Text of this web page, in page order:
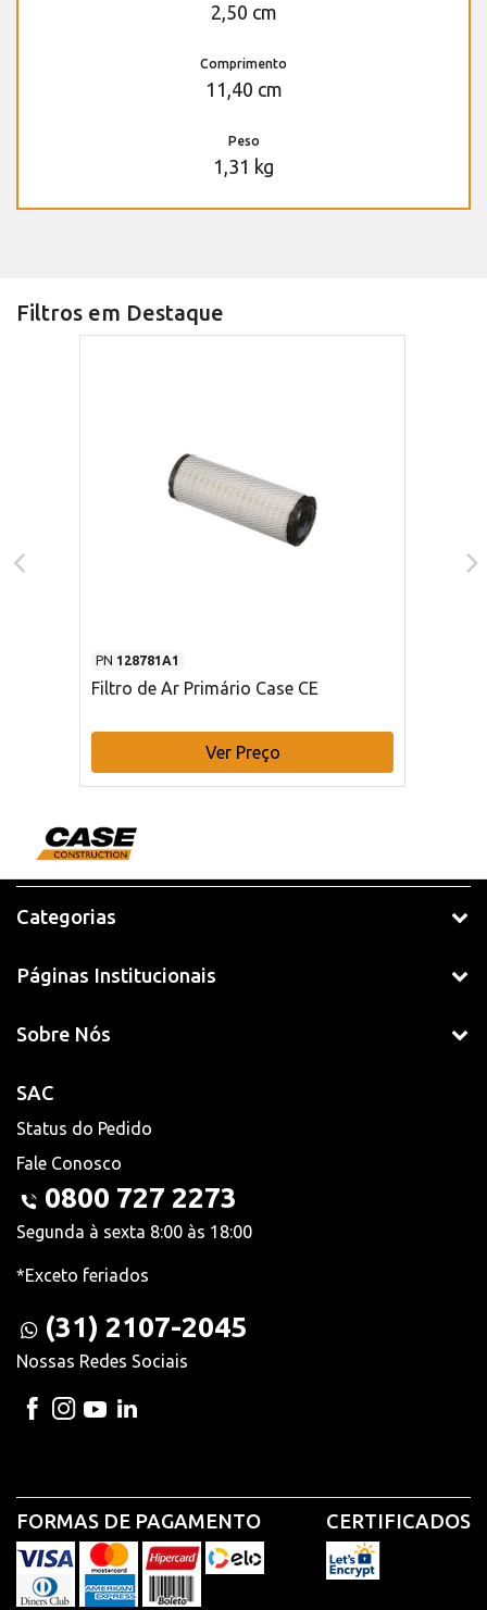
2,50 cm
Comprimento
11,40 cm
Peso
1,31 kg
Filtros em Destaque
PN 128781A1
Filtro de Ar Primário Case CE
Ver Preço
Categorias
Páginas Institucionais
Sobre Nós
SAC
Status do Pedido
Fale Conosco
0800 727 2273
Segunda à sexta 8:00 às 18:00
*Exceto feriados
(31) 2107-2045
Nossas Redes Sociais
FORMAS DE PAGAMENTO CERTIFICADOS